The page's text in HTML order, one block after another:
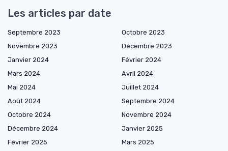
Les articles par date
Septembre 2023
Octobre 2023
Novembre 2023
Décembre 2023
Janvier 2024
Février 2024
Mars 2024
Avril 2024
Mai 2024
Juillet 2024
Août 2024
Septembre 2024
Octobre 2024
Novembre 2024
Décembre 2024
Janvier 2025
Février 2025
Mars 2025